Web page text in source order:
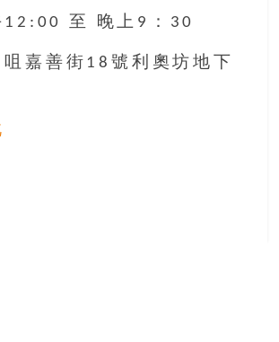
12:00 至 晚上9：30
嘉善街18號利奧坊地下